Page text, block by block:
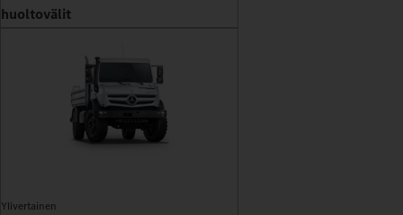
huoltovälit
Ylivertainen